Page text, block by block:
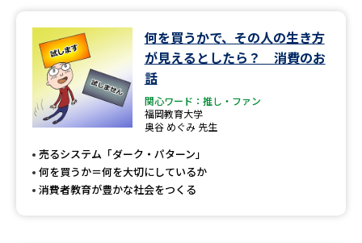
何を買うかで、その人の生き方
が見えるとしたら？ 消費のお
話
関心ワード：推し・ファン
福岡教育大学
奥谷 めぐみ 先生
売るシステム「ダーク・パターン」
何を買うか＝何を大切にしているか
消費者教育が豊かな社会をつくる